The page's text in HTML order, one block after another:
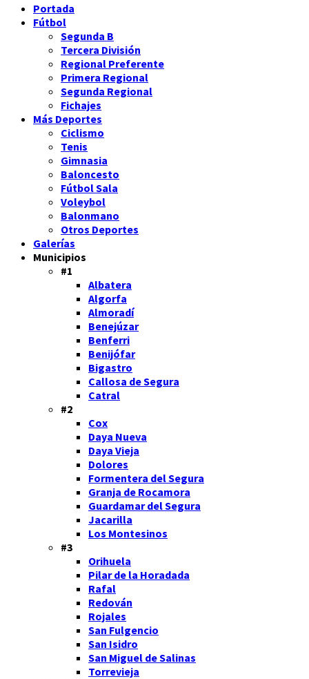
Portada
Fútbol
Segunda B
Tercera División
Regional Preferente
Primera Regional
Segunda Regional
Fichajes
Más Deportes
Ciclismo
Tenis
Gimnasia
Baloncesto
Fútbol Sala
Voleybol
Balonmano
Otros Deportes
Galerías
Municipios
#1
Albatera
Algorfa
Almoradí
Benejúzar
Benferri
Benijófar
Bigastro
Callosa de Segura
Catral
#2
Cox
Daya Nueva
Daya Vieja
Dolores
Formentera del Segura
Granja de Rocamora
Guardamar del Segura
Jacarilla
Los Montesinos
#3
Orihuela
Pilar de la Horadada
Rafal
Redován
Rojales
San Fulgencio
San Isidro
San Miguel de Salinas
Torrevieja